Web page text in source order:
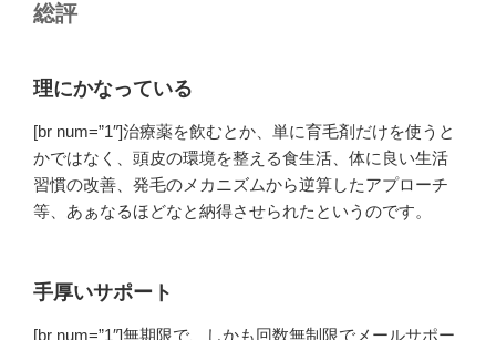
総評
理にかなっている
[br num=”1″]治療薬を飲むとか、単に育毛剤だけを使うと
かではなく、頭皮の環境を整える食生活、体に良い生活
習慣の改善、発毛のメカニズムから逆算したアプローチ
等、あぁなるほどなと納得させられたというのです。
手厚いサポート
[br num=”1″]無期限で、しかも回数無制限でメールサポー